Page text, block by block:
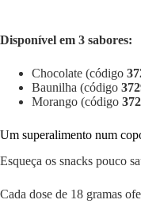
Disponível em 3 sabores:
Chocolate (código
Baunilha (código
Morango (código
Um superalimento num
Esqueça os snacks pouco
Cada dose de 18 gramas